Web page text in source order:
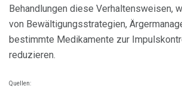
Behandlungen diese Verhaltensweisen,
von Bewältigungsstrategien,
bestimmte Medikamente zur
reduzieren.
Quellen: